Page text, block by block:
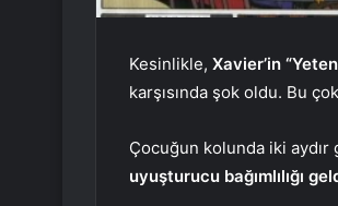
Kesinlikle, Xavier’in
karşısında şok oldu. Bu
Çocuğun kolunda iki
uyuşturucu bağımlılığı